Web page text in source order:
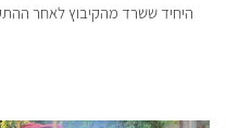
היחיד ששרד מהקיבוץ לאחר
העצמאות: בארות יצחק, כפר
שופץ, ומשמש כיום כאתר פעיל,
מלפני קום המדינה, ועד